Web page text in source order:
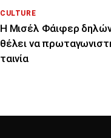
CULTURE
Η Μισέλ Φάιφερ
θέλει να
ταινία